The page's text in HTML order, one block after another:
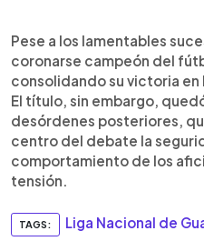
Pese a los lamentables
coronarse campeón del
consolidando su victoria en
El título, sin embargo,
desórdenes posteriores,
centro del debate la
comportamiento de los
tensión.
TAGS: Liga Nacional de